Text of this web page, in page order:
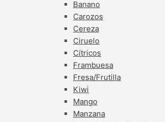
Banano
Carozos
Cereza
Ciruelo
Cítricos
Frambuesa
Fresa/Frutilla
Kiwi
Mango
Manzana